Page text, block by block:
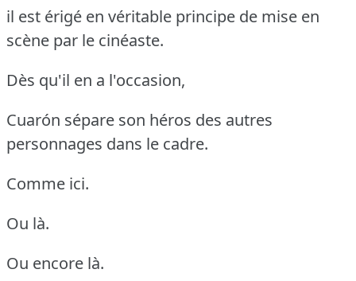
il est érigé en véritable principe de mise en
scène par le cinéaste.
Dès qu'il en a l'occasion,
Cuarón sépare son héros des autres
personnages dans le cadre.
Comme ici.
Ou là.
Ou encore là.